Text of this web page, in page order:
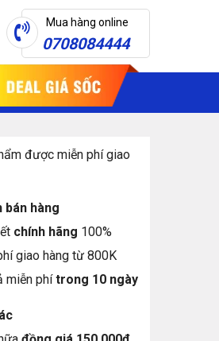
Mua hàng online
0708084444
được miễn phí giao
bán hàng
chính hãng 100%
giao hàng từ 800K
miễn phítrong 10 ngày